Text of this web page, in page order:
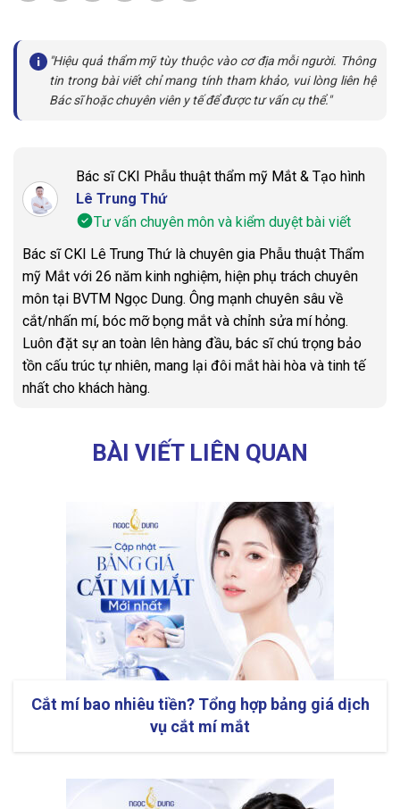
"Hiệu quả thẩm mỹ tùy thuộc vào cơ địa mỗi người. Thông
tin trong bài viết chỉ mang tính tham khảo, vui lòng liên hệ
Bác sĩ hoặc chuyên viên y tế để được tư vấn cụ thể."
Bác sĩ CKI Phẫu thuật thẩm mỹ Mắt & Tạo hình
Lê Trung Thứ
Tư vấn chuyên môn và kiểm duyệt bài viết
Bác sĩ CKI Lê Trung Thứ là chuyên gia Phẫu thuật Thẩm
mỹ Mắt với 26 năm kinh nghiệm, hiện phụ trách chuyên
môn tại BVTM Ngọc Dung. Ông mạnh chuyên sâu về
cắt/nhấn mí, bóc mỡ bọng mắt và chỉnh sửa mí hỏng.
Luôn đặt sự an toàn lên hàng đầu, bác sĩ chú trọng bảo
tồn cấu trúc tự nhiên, mang lại đôi mắt hài hòa và tinh tế
nhất cho khách hàng.
BÀI VIẾT LIÊN QUAN
Cắt mí bao nhiêu tiền? Tổng hợp bảng giá dịch
vụ cắt mí mắt